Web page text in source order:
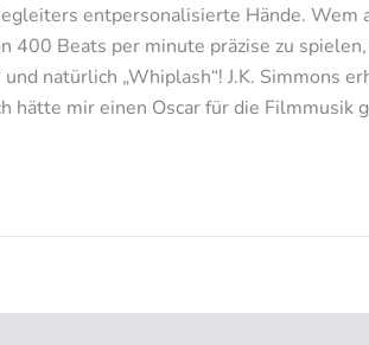
entpersonalisierte Hände. Wem
400 Beats per minute präzise zu
und natürlich „Whiplash“! J.K.
hätte mir einen Oscar für die Filmmusik